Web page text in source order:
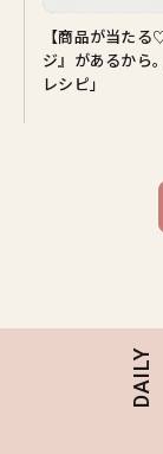
【商品が当た
ジ』があるから
レシピ」
DAILY